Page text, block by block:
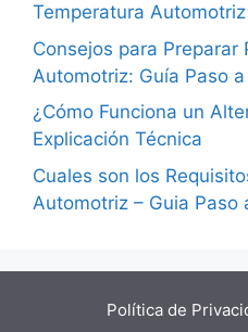
Temperatura Automotriz
Consejos para Preparar
Automotriz: Guía Paso
¿Cómo Funciona un
Explicación Técnica
Cuales son los
Automotriz – Guia Paso
Política de